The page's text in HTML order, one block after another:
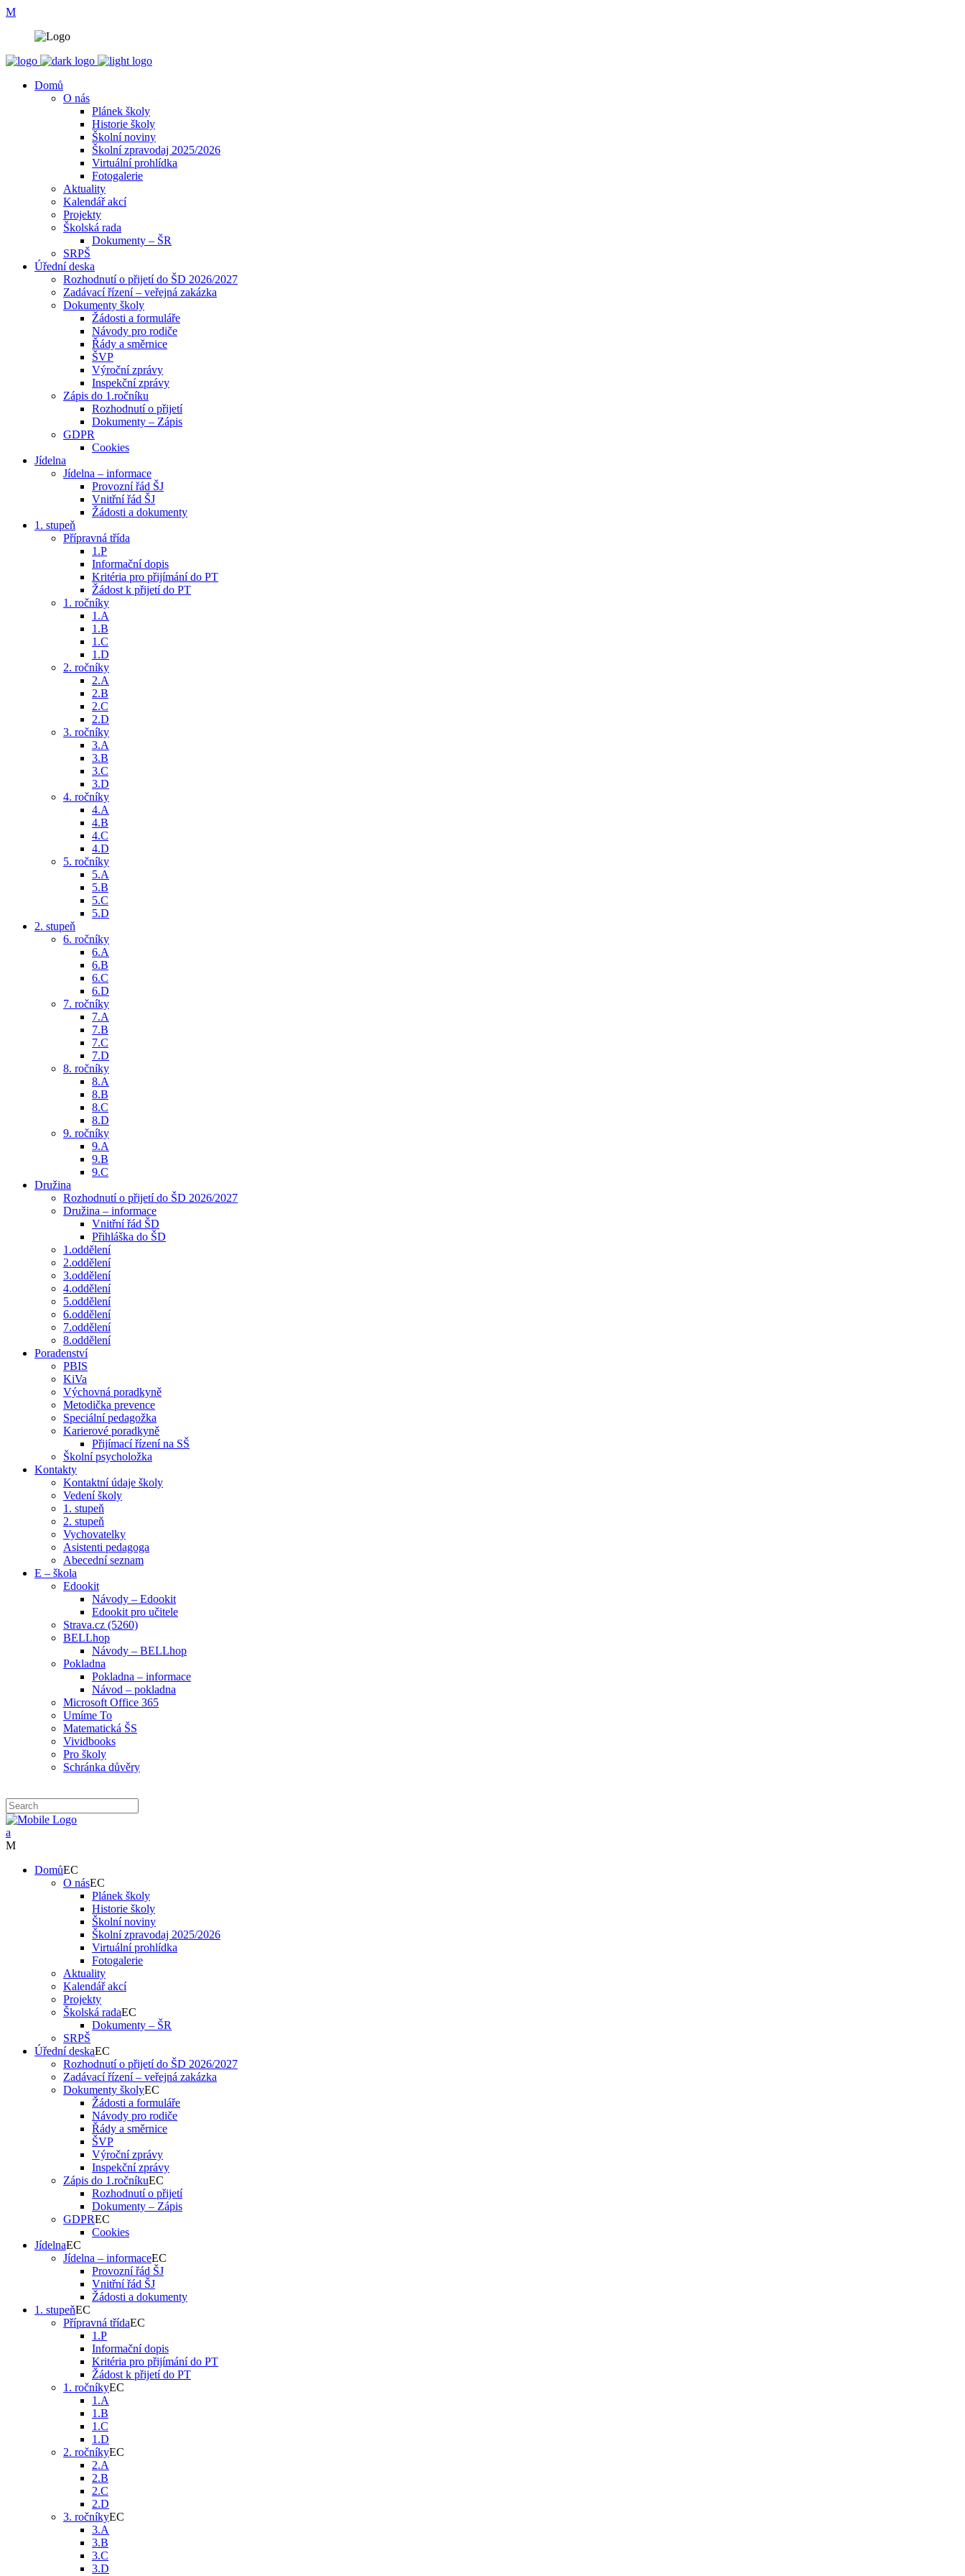
Domů
O nás
Plánek školy
Historie školy
Školní noviny
Školní zpravodaj 2025/2026
Virtuální prohlídka
Fotogalerie
Aktuality
Kalendář akcí
Projekty
Školská rada
Dokumenty – ŠR
SRPŠ
Úřední deska
Rozhodnutí o přijetí do ŠD 2026/2027
Zadávací řízení – veřejná zakázka
Dokumenty školy
Žádosti a formuláře
Návody pro rodiče
Řády a směrnice
ŠVP
Výroční zprávy
Inspekční zprávy
Zápis do 1.ročníku
Rozhodnutí o přijetí
Dokumenty – Zápis
GDPR
Cookies
Jídelna
Jídelna – informace
Provozní řád ŠJ
Vnitřní řád ŠJ
Žádosti a dokumenty
1. stupeň
Přípravná třída
1.P
Informační dopis
Kritéria pro přijímání do PT
Žádost k přijetí do PT
1. ročníky
1.A
1.B
1.C
1.D
2. ročníky
2.A
2.B
2.C
2.D
3. ročníky
3.A
3.B
3.C
3.D
4. ročníky
4.A
4.B
4.C
4.D
5. ročníky
5.A
5.B
5.C
5.D
2. stupeň
6. ročníky
6.A
6.B
6.C
6.D
7. ročníky
7.A
7.B
7.C
7.D
8. ročníky
8.A
8.B
8.C
8.D
9. ročníky
9.A
9.B
9.C
Družina
Rozhodnutí o přijetí do ŠD 2026/2027
Družina – informace
Vnitřní řád ŠD
Přihláška do ŠD
1.oddělení
2.oddělení
3.oddělení
4.oddělení
5.oddělení
6.oddělení
7.oddělení
8.oddělení
Poradenství
PBIS
KiVa
Výchovná poradkyně
Metodička prevence
Speciální pedagožka
Karierové poradkyně
Přijímací řízení na SŠ
Školní psycholožka
Kontakty
Kontaktní údaje školy
Vedení školy
1. stupeň
2. stupeň
Vychovatelky
Asistenti pedagoga
Abecední seznam
E – škola
Edookit
Návody – Edookit
Edookit pro učitele
Strava.cz (5260)
BELLhop
Návody – BELLhop
Pokladna
Pokladna – informace
Návod – pokladna
Microsoft Office 365
Umíme To
Matematická ŠS
Vividbooks
Pro školy
Schránka důvěry
Domů
O nás
Plánek školy
Historie školy
Školní noviny
Školní zpravodaj 2025/2026
Virtuální prohlídka
Fotogalerie
Aktuality
Kalendář akcí
Projekty
Školská rada
Dokumenty – ŠR
SRPŠ
Úřední deska
Rozhodnutí o přijetí do ŠD 2026/2027
Zadávací řízení – veřejná zakázka
Dokumenty školy
Žádosti a formuláře
Návody pro rodiče
Řády a směrnice
ŠVP
Výroční zprávy
Inspekční zprávy
Zápis do 1.ročníku
Rozhodnutí o přijetí
Dokumenty – Zápis
GDPR
Cookies
Jídelna
Jídelna – informace
Provozní řád ŠJ
Vnitřní řád ŠJ
Žádosti a dokumenty
1. stupeň
Přípravná třída
1.P
Informační dopis
Kritéria pro přijímání do PT
Žádost k přijetí do PT
1. ročníky
1.A
1.B
1.C
1.D
2. ročníky
2.A
2.B
2.C
2.D
3. ročníky
3.A
3.B
3.C
3.D